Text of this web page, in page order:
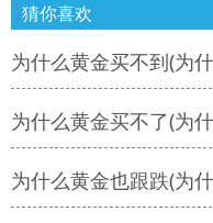
猜你喜欢
为什么黄金买不到(为
为什么黄金买不了(为
为什么黄金也跟跌(为